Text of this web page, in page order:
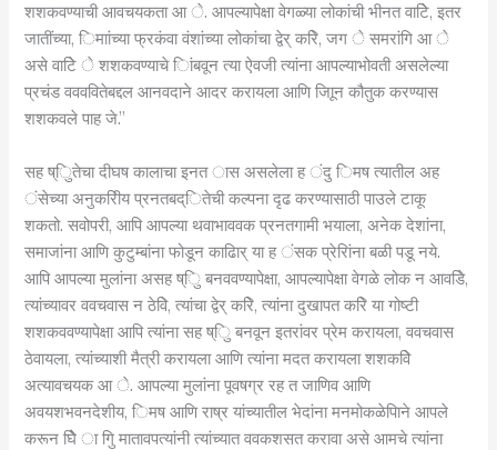
शशकवण्याची आवचयकता आ े. आपल्यापेक्षा वेगळ्या लोकांची भीनत वाटिे, इतर
जातींच्या, िमाांच्या फ्रकंवा वंशांच्या लोकांचा द्वेर् करिे, जग े समरांगि आ े
असे वाटिे े शशकवण्याचे िांबवून त्या ऐवजी त्यांना आपल्याभोवती असलेल्या
प्रचंड ववववितेबद्दल आनवदाने आदर करायला आणि जािून कौतुक करण्यास
शशकवले पाह जे.”
सह ष्िुतेचा दीघष कालाचा इनत ास असलेला ह ंदु िमष त्यातील अह
ंसेच्या अनुकरिीय प्रनतबद्ितेची कल्पना दृढ करण्यासाठी पाउले टाकू
शकतो. सवोपरी, आपि आपल्या थवाभाववक प्रनतगामी भयाला, अनेक देशांना,
समाजांना आणि कुटुम्बांना फोडून काढिार् या ह ंसक प्रेरिांना बळी पडू नये.
आपि आपल्या मुलांना असह ष्िु बनववण्यापेक्षा, आपल्यापेक्षा वेगळे लोक न आवडिे,
त्यांच्यावर ववचवास न ठेविे, त्यांचा द्वेर् करिे, त्यांना दुखापत करिे या गोष्टी
शशकववण्यापेक्षा आपि त्यांना सह ष्िु बनवून इतरांवर प्रेम करायला, ववचवास
ठेवायला, त्यांच्याशी मैत्री करायला आणि त्यांना मदत करायला शशकविे
अत्यावचयक आ े. आपल्या मुलांना पूवषग्र रह त जाणिव आणि
अवयशभवनदेशीय, िमष आणि राष्र यांच्यातील भेदांना मनमोकळेपिाने आपले
करून घेिे ा गुि मातावपत्यांनी त्यांच्यात ववकशसत करावा असे आमचे त्यांना